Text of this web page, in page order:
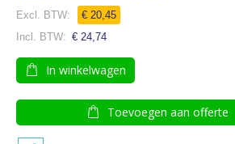
€ 20,45
€ 24,74
In winkelwagen
Toevoegen aan offerte